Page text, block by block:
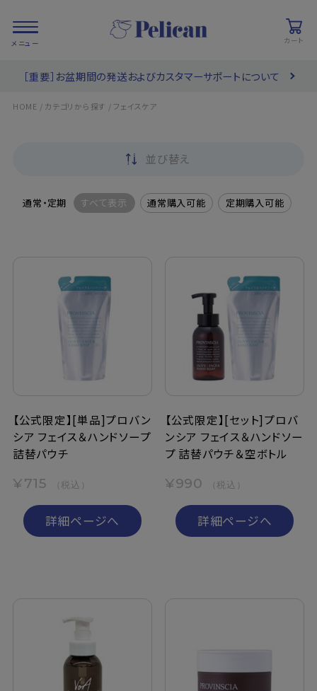
カート
PRODUCTS/ 商品を探す
ペリカン石鹸について
ご利用案内
よくあるご質問
利用規約
［重要］お盆期間の発送およびカスタマーサポートについて
HOME / カテゴリから探す / フェイスケア
並び替え
通常・定期 すべて表示 通常購入可能 定期購入可能
【公式限定】[単品]プロバン
シア フェイス＆ハンドソープ
詰替パウチ
¥715 （税込）
詳細ページへ
【公式限定】[セット]プロバ
ンシア フェイス＆ハンドソー
プ 詰替パウチ＆空ボトル
¥990 （税込）
詳細ページへ